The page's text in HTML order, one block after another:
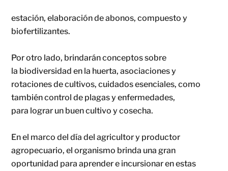
estación, elaboración de abonos, compuesto y
biofertilizantes.
Por otro lado, brindarán conceptos sobre
la biodiversidad en la huerta, asociaciones y
rotaciones de cultivos, cuidados esenciales, como
también control de plagas y enfermedades,
para lograr un buen cultivo y cosecha.
En el marco del día del agricultor y productor
agropecuario, el organismo brinda una gran
oportunidad para aprender e incursionar en estas